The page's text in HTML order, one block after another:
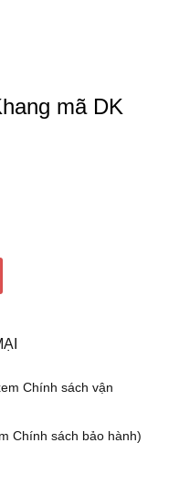
mã DK
số lượng
Chính sách vận
Chính sách bảo hành)